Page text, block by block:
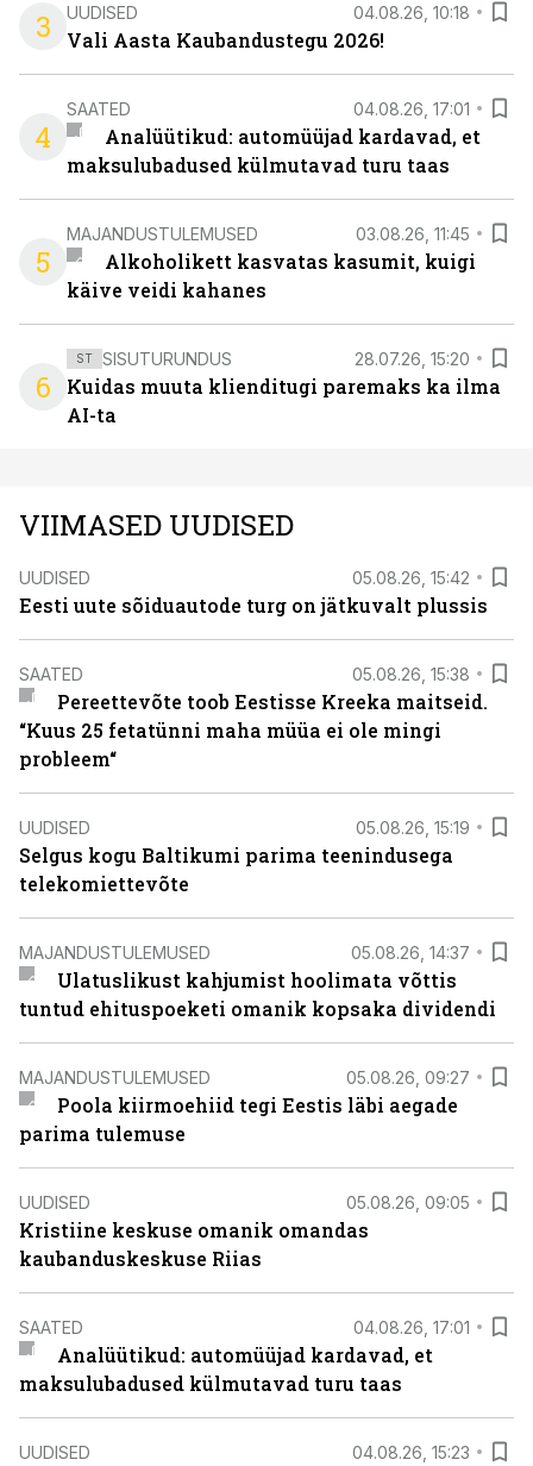
3 UUDISED 04.08.26, 10:18
Vali Aasta Kaubandustegu 2026!
4
SAATED 04.08.26, 17:01
Analüütikud: automüüjad kardavad, et
maksulubadused külmutavad turu taas
5
MAJANDUSTULEMUSED 03.08.26, 11:45
Alkoholikett kasvatas kasumit, kuigi
käive veidi kahanes
6
ST SISUTURUNDUS 28.07.26, 15:20
Kuidas muuta klienditugi paremaks ka ilma
AI-ta
VIIMASED UUDISED
UUDISED 05.08.26, 15:42
Eesti uute sõiduautode turg on jätkuvalt plussis
SAATED 05.08.26, 15:38
Pereettevõte toob Eestisse Kreeka maitseid.
“Kuus 25 fetatünni maha müüa ei ole mingi
probleem“
UUDISED 05.08.26, 15:19
Selgus kogu Baltikumi parima teenindusega
telekomiettevõte
MAJANDUSTULEMUSED 05.08.26, 14:37
Ulatuslikust kahjumist hoolimata võttis
tuntud ehituspoeketi omanik kopsaka dividendi
MAJANDUSTULEMUSED 05.08.26, 09:27
Poola kiirmoehiid tegi Eestis läbi aegade
parima tulemuse
UUDISED 05.08.26, 09:05
Kristiine keskuse omanik omandas
kaubanduskeskuse Riias
SAATED 04.08.26, 17:01
Analüütikud: automüüjad kardavad, et
maksulubadused külmutavad turu taas
UUDISED 04.08.26, 15:23